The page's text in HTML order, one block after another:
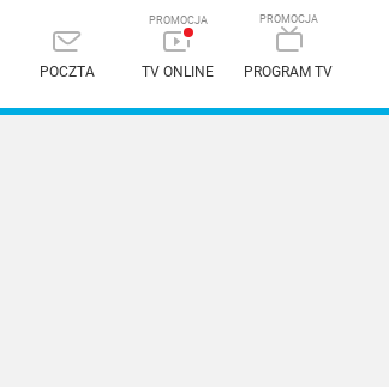
POCZTA TV ONLINE PROGRAM TV